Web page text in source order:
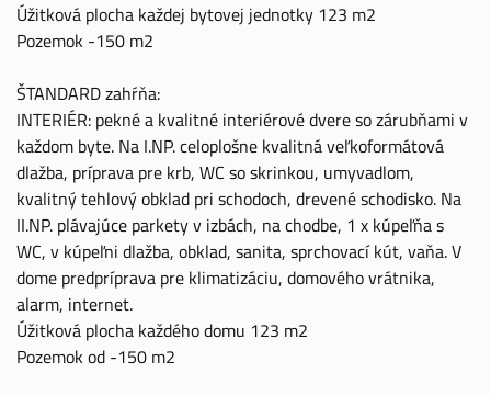
Úžitková plocha každej bytovej jednotky 123 m2
Pozemok -150 m2
ŠTANDARD zahŕňa:
INTERIÉR: pekné a kvalitné interiérové dvere so zárubňami v
každom byte. Na I.NP. celoplošne kvalitná veľkoformátová
dlažba, príprava pre krb, WC so skrinkou, umyvadlom,
kvalitný tehlový obklad pri schodoch, drevené schodisko. Na
II.NP. plávajúce parkety v izbách, na chodbe, 1 x kúpeľňa s
WC, v kúpeľni dlažba, obklad, sanita, sprchovací kút, vaňa. V
dome predpríprava pre klimatizáciu, domového vrátnika,
alarm, internet.
Úžitková plocha každého domu 123 m2
Pozemok od -150 m2